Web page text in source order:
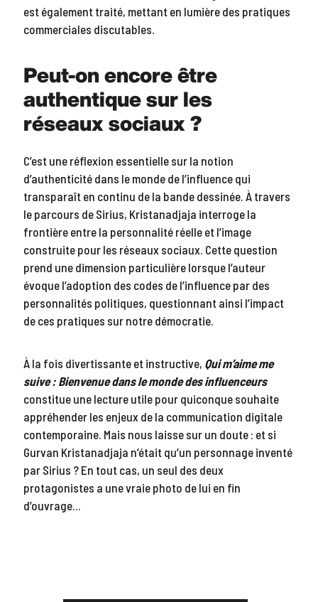
est également traité, mettant en lumière des pratiques
commerciales discutables.
Peut-on encore être
authentique sur les
réseaux sociaux ?
C’est une réflexion essentielle sur la notion
d’authenticité dans le monde de l’influence qui
transparaît en continu de la bande dessinée. À travers
le parcours de Sirius, Kristanadjaja interroge la
frontière entre la personnalité réelle et l’image
construite pour les réseaux sociaux. Cette question
prend une dimension particulière lorsque l’auteur
évoque l’adoption des codes de l’influence par des
personnalités politiques, questionnant ainsi l’impact
de ces pratiques sur notre démocratie.
À la fois divertissante et instructive, Qui m’aime me
suive : Bienvenue dans le monde des influenceurs
constitue une lecture utile pour quiconque souhaite
appréhender les enjeux de la communication digitale
contemporaine. Mais nous laisse sur un doute : et si
Gurvan Kristanadjaja n’était qu’un personnage inventé
par Sirius ? En tout cas, un seul des deux
protagonistes a une vraie photo de lui en fin
d’ouvrage…